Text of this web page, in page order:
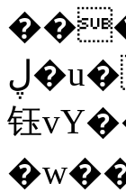
ڸ�u��y����2o�Gc���t!W���k+(���
钰